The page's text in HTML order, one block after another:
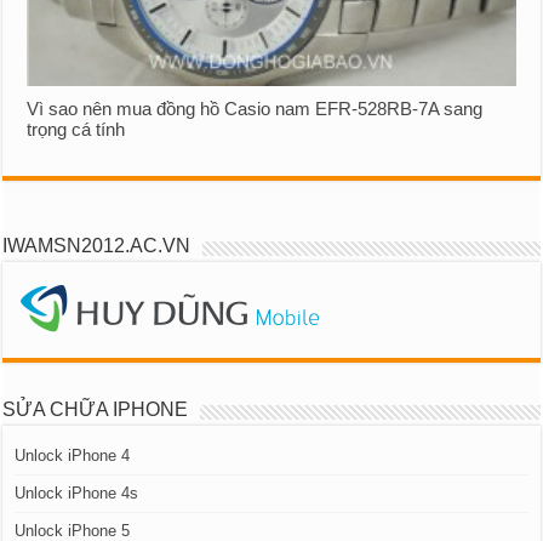
Vì sao nên mua đồng hồ Casio nam EFR-528RB-7A sang
trọng cá tính
IWAMSN2012.AC.VN
SỬA CHỮA IPHONE
Unlock iPhone 4
Unlock iPhone 4s
Unlock iPhone 5